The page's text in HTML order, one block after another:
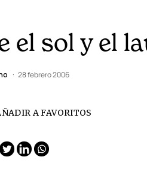
el sol y el
28 febrero 2006
A FAVORITOS